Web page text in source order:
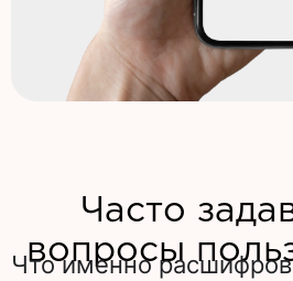
Часто
вопросы
Что именно